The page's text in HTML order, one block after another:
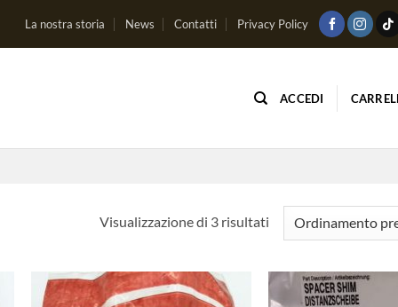
La nostra storia News Contatti Privacy Policy
ACCEDI
Visualizzazione di 3 risultati